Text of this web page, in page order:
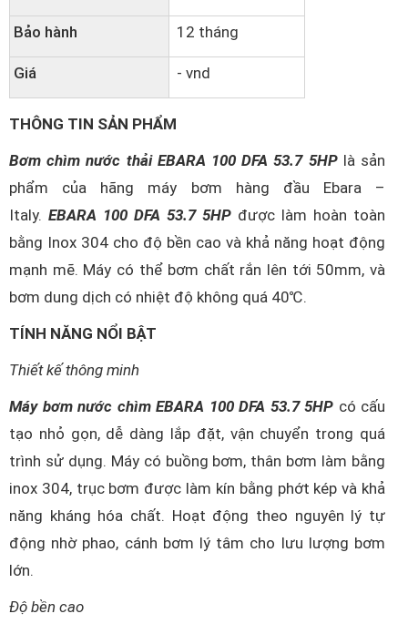
Bảo hành 12 tháng
Giá - vnd
THÔNG TIN SẢN PHẨM
Bơm chìm nước thải EBARA 100 DFA 53.7 5HPlà sản
phẩm của hãng máy bơm hàng đầu Ebara –
Italy. EBARA 100 DFA 53.7 5HP được làm hoàn toàn
bằng Inox 304 cho độ bền cao và khả năng hoạt động
mạnh mẽ. Máy có thể bơm chất rắn lên tới 50mm, và
bơm dung dịch có nhiệt độ không quá 40℃.
TÍNH NĂNG NỔI BẬT
Thiết kế thông minh
Máy bơm nước chìm EBARA 100 DFA 53.7 5HP có cấu
tạo nhỏ gọn, dễ dàng lắp đặt, vận chuyển trong quá
trình sử dụng. Máy có buồng bơm, thân bơm làm bằng
inox 304, trục bơm được làm kín bằng phớt kép và khả
năng kháng hóa chất. Hoạt động theo nguyên lý tự
động nhờ phao, cánh bơm lý tâm cho lưu lượng bơm
lớn.
Độ bền cao